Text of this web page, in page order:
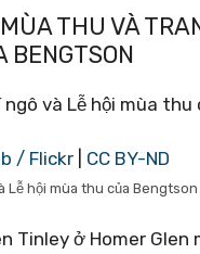
THU VÀ
BENGTSON
/ Flickr CC BY-ND
Lễ hội mùa thu của Bengtson
Tinley ở Homer Glen